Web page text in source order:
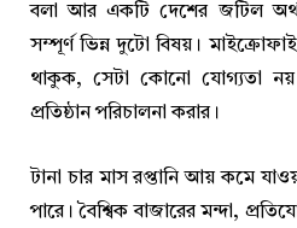
বলা আর একটি দেশের জটিল
সম্পূর্ণ ভিন্ন দুটো বিষয়।
থাকুক, সেটা কোনো যোগ্যতা
প্রতিষ্ঠান পরিচালনা করার।
টানা চার মাস রপ্তানি আয় কমে
পারে। বৈশ্বিক বাজারের মন্দা,